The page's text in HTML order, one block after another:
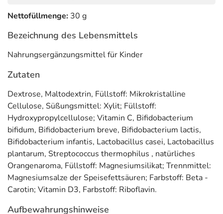
Bifidobacterium breve B6018
Bifidobacterium lactis B5764
Bifidobacterium infantis SP37
Lactobacillus plantarum B1096
Streptococcus thermophilus B1488
*Vitamin D trägt zur normalen Funktion des Immunsystems bei
Kindern bei. Vitamin D ist für das normale Wachstum und die
normale Entwicklung der Knochen bei Kindern erforderlich.
Verzehrempfehlung
Einmal Täglich 2 Lutschtabletten (Drops) verzehren.
Inhaltsstoffe
Nettofüllmenge: 30 g
Bezeichnung des Lebensmittels
Nahrungsergänzungsmittel für Kinder
Zutaten
Dextrose, Maltodextrin, Füllstoff: Mikrokristalline
Cellulose, Süßungsmittel: Xylit; Füllstoff:
Hydroxypropylcellulose; Vitamin C, Bifidobacterium
bifidum, Bifidobacterium breve, Bifidobacterium lactis,
Bifidobacterium infantis, Lactobacillus casei, Lactobacillus
plantarum, Streptococcus thermophilus , natürliches
Orangenaroma, Füllstoff: Magnesiumsilikat; Trennmittel:
Magnesiumsalze der Speisefettsäuren; Farbstoff: Beta -
Carotin; Vitamin D3, Farbstoff: Riboflavin.
Aufbewahrungshinweise